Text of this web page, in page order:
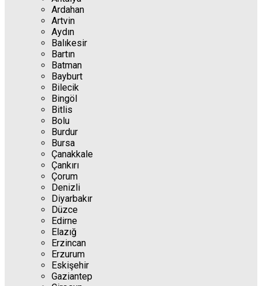
Ardahan
Artvin
Aydın
Balıkesir
Bartın
Batman
Bayburt
Bilecik
Bingöl
Bitlis
Bolu
Burdur
Bursa
Çanakkale
Çankırı
Çorum
Denizli
Diyarbakır
Düzce
Edirne
Elazığ
Erzincan
Erzurum
Eskişehir
Gaziantep